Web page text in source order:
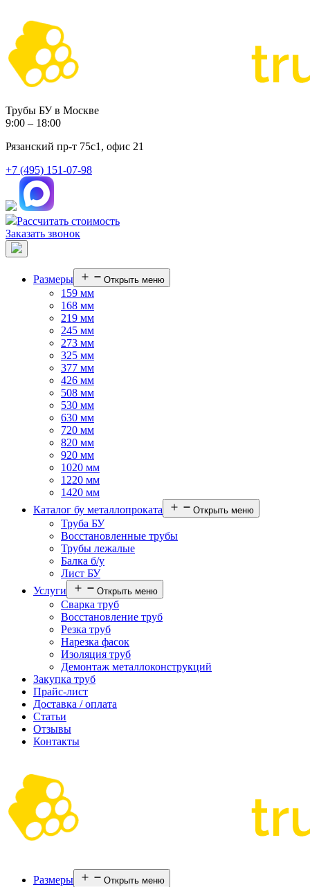
Трубы БУ в Москве
9:00 – 18:00
Рязанский пр-т 75с1, офис 21
+7 (495) 151-07-98
Рассчитать стоимость
Заказать звонок
Размеры Открыть меню
159 мм
168 мм
219 мм
245 мм
273 мм
325 мм
377 мм
426 мм
508 мм
530 мм
630 мм
720 мм
820 мм
920 мм
1020 мм
1220 мм
1420 мм
Каталог бу металлопроката
Открыть меню
Труба БУ
Восстановленные трубы
Трубы лежалые
Балка б/у
Лист БУ
Услуги
Открыть меню
Сварка труб
Восстановление труб
Резка труб
Нарезка фасок
Изоляция труб
Демонтаж металлоконструкций
Закупка труб
Прайс-лист
Доставка / оплата
Статьи
Отзывы
Контакты
Размеры Открыть меню